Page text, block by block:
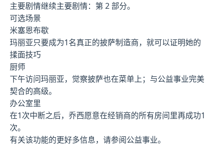
主要剧情继续主要剧情：第 2 部分。
可选场景
米塞恩布歇
玛丽亚只要成为1名真正的披萨制造商，就可以证明她的
揉面技巧
厨师
下午访问玛丽亚，觉察披萨也在菜单上；与公益事业完美
契合的高级。
办公室里
在1次中断之后，乔西愿意在经销商的所有房间里再成功1
次。
有关该功能的更好多信息，请参阅公益事业。